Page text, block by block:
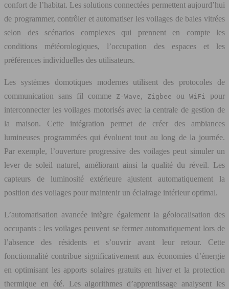
confort de l’habitat. Les solutions connectées permettent aujourd’hui
de programmer, contrôler et automatiser les voilages de baies vitrées
selon des scénarios complexes qui prennent en compte les
conditions météorologiques, l’occupation des espaces et les
préférences individuelles des utilisateurs.
Les systèmes domotiques modernes utilisent des protocoles de
communication sans fil comme
Z-Wave, Zigbee ou WiFi
pour
interconnecter les voilages motorisés avec la centrale de gestion de
la maison. Cette intégration permet de créer des ambiances
lumineuses programmées qui évoluent tout au long de la journée.
Par exemple, l’ouverture progressive des voilages peut simuler un
lever de soleil naturel, améliorant ainsi la qualité du réveil. Les
capteurs de luminosité extérieure ajustent automatiquement la
position des voilages pour maintenir un éclairage intérieur optimal.
L’automatisation avancée intègre également la géolocalisation des
occupants : les voilages peuvent se fermer automatiquement lors de
l’absence des résidents et s’ouvrir avant leur retour. Cette
fonctionnalité contribue significativement aux économies d’énergie
en optimisant les apports solaires gratuits en hiver et la protection
thermique en été. Les algorithmes d’apprentissage analysent les